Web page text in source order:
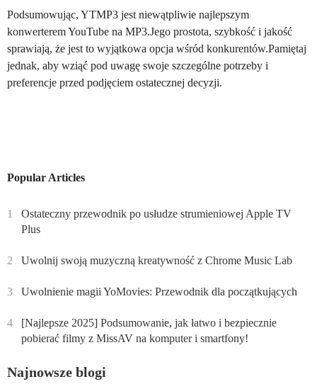
Podsumowując, YTMP3 jest niewątpliwie najlepszym
konwerterem YouTube na MP3.Jego prostota, szybkość i jakość
sprawiają, że jest to wyjątkowa opcja wśród konkurentów.Pamiętaj
jednak, aby wziąć pod uwagę swoje szczególne potrzeby i
preferencje przed podjęciem ostatecznej decyzji.
Popular Articles
1
Ostateczny przewodnik po usłudze strumieniowej Apple TV
Plus
2 Uwolnij swoją muzyczną kreatywność z Chrome Music Lab
3 Uwolnienie magii YoMovies: Przewodnik dla początkujących
4
[Najlepsze 2025] Podsumowanie, jak łatwo i bezpiecznie
pobierać filmy z MissAV na komputer i smartfony!
Najnowsze blogi